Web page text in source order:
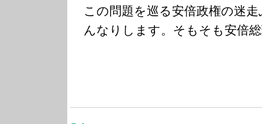
この問題を巡る安倍政権の迷
んなりします。そもそも安倍